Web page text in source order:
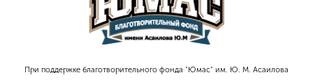
При поддержке благотворительного фонда "Юмас" им. Ю. М. Асаилова